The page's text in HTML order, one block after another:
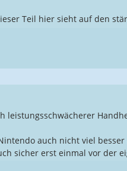
Teil hier sieht auf den
leistungsschwächerer
auch nicht viel
sicher erst einmal vor der